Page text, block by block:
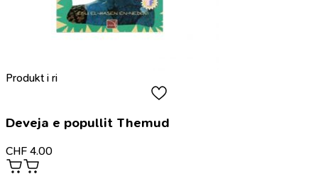
Produkt i ri
Deveja e popullit Themud
CHF 4.00